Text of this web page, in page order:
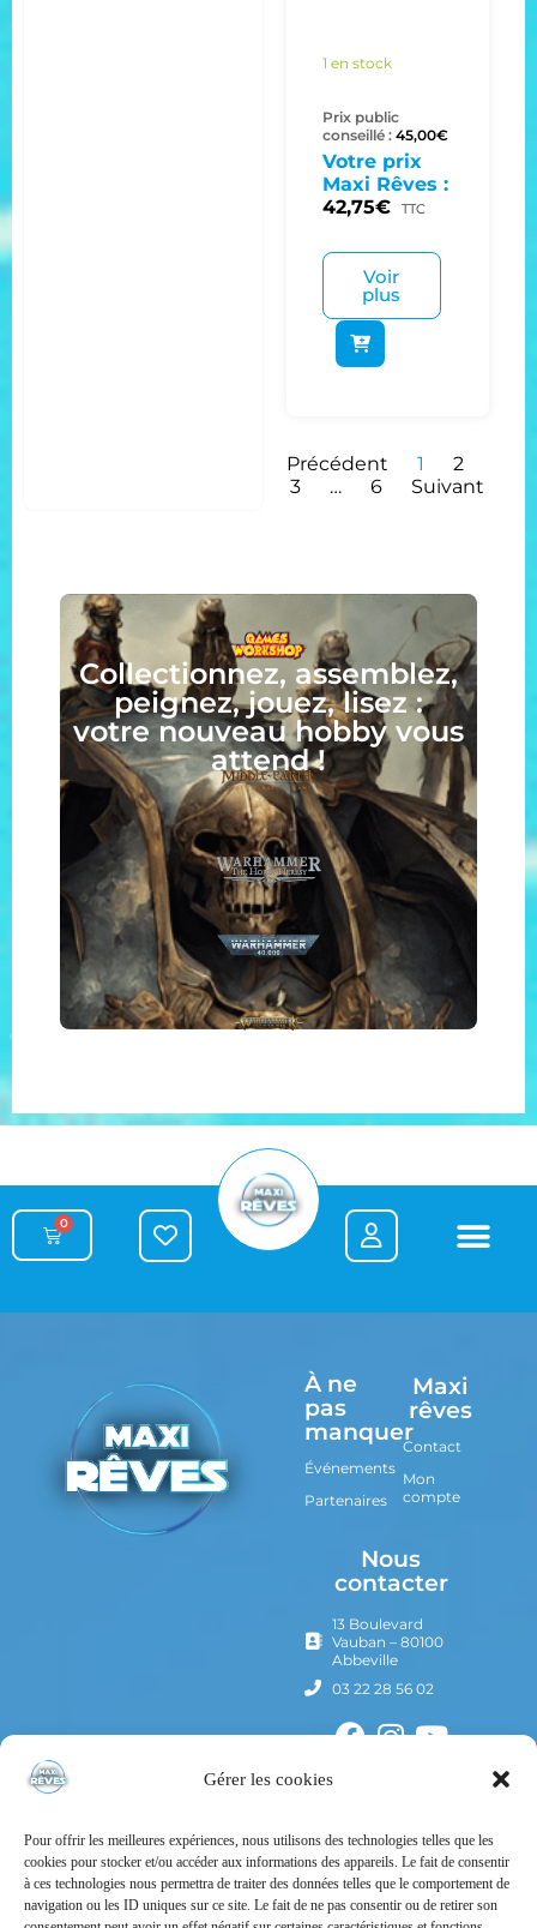
Gérer les cookies
Pour offrir les meilleures expériences, nous utilisons des technologies telles que les
cookies pour stocker et/ou accéder aux informations des appareils. Le fait de consentir
à ces technologies nous permettra de traiter des données telles que le comportement de
navigation ou les ID uniques sur ce site. Le fait de ne pas consentir ou de retirer son
1 en stock
Prix public
conseillé : 45,00€
Votre prix
Maxi Rêves :
42,75€ TTC
Voir
plus
Précédent 1
2
3
… 6 Suivant
Collectionnez, assemblez,
peignez, jouez, lisez :
votre nouveau hobby vous
attend !
0
À ne
pas
manquer
Événements
Partenaires
Maxi
rêves
Contact
Mon
compte
Nous
contacter
13 Boulevard
Vauban – 80100
Abbeville
03 22 28 56 02